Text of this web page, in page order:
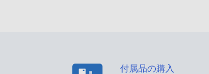
付属品の購入